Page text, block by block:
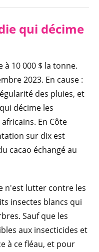
qui décime
à 10 000 $ la tonne.
2023. En cause :
des pluies, et
décime les
En Côte
sur dix est
cacao échangé au
n'est lutter contre les
insectes blancs qui
Sauf que les
aux insecticides et
à ce fléau, et pour